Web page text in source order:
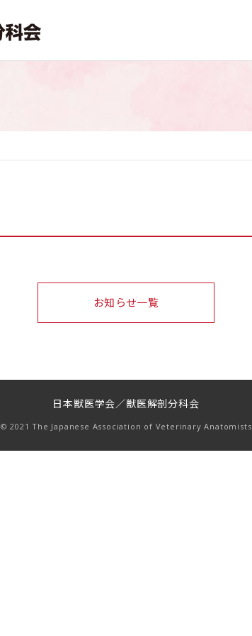
お知らせ一覧
日本獣医学会／獣医解剖分科会
© 2021 The Japanese Association of Veterinary Anatomists